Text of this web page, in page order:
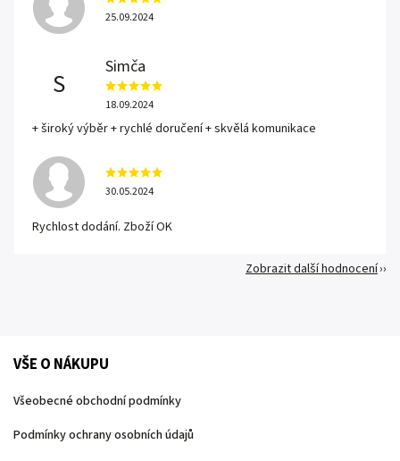
25.09.2024
S
Simča
18.09.2024
+ široký výběr + rychlé doručení + skvělá komunikace
30.05.2024
Rychlost dodání. Zboží OK
Zobrazit další hodnocení
VŠE O NÁKUPU
Všeobecné obchodní podmínky
Podmínky ochrany osobních údajů